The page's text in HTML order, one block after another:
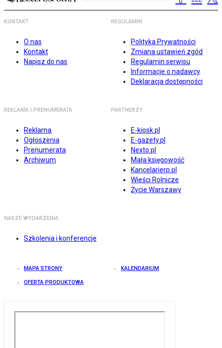
KONTAKT
O nas
Kontakt
Napisz do nas
REGULAMIN
Polityka Prywatności
Zmiana ustawień zgód
Regulamin serwisu
Informacje o nadawcy
Deklaracja dostępności
REKLAMA I PRENUMERATA
Reklama
Ogłoszenia
Prenumerata
Archiwum
PARTNERZY
E-kiosk.pl
E-gazety.pl
Nexto.pl
Mała księgowość
Kancelarierp.pl
Wieści Rolnicze
Życie Warszawy
NASZE WYDARZENIA
Szkolenia i konferencje
MAPA STRONY KALENDARIUM
OFERTA PRODUKTOWA